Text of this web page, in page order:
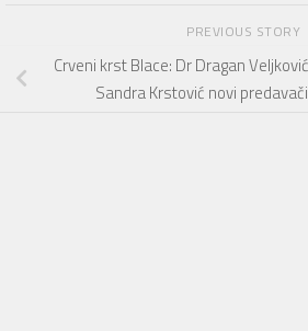
PREVIOUS STORY
Crveni krst Blace: Dr Dragan
Sandra Krstović novi